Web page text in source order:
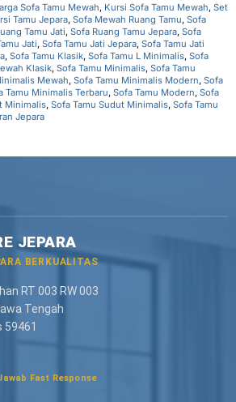
Sofa Tamu Mewah, Kursi Sofa Tamu Mewah, Set
Tamu Jepara, Sofa Mewah Ruang Tamu, Sofa
Tamu Jati, Sofa Ruang Tamu Jepara, Sofa
Jati, Sofa Tamu Jati Jepara, Sofa Tamu Jati
, Sofa Tamu Klasik, Sofa Tamu L Minimalis, Sofa
Klasik, Sofa Tamu Minimalis, Sofa Tamu
Mewah, Sofa Tamu Minimalis Modern, Sofa
Tamu Minimalis Terbaru, Sofa Tamu Modern, Sofa
Minimalis, Sofa Tamu Sudut Minimalis, Sofa Tamu
Jepara
JEPARA
BERKUALITAS
RT 003 RW 003
Tengah
59461
Fast Response